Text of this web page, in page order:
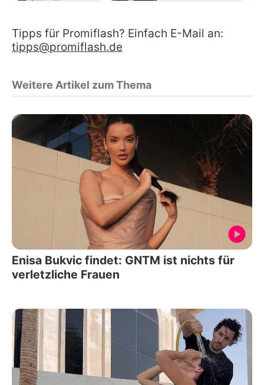
Tipps für Promiflash? Einfach E-Mail an:
tipps@promiflash.de
Weitere Artikel zum Thema
Enisa Bukvic findet: GNTM ist nichts für
verletzliche Frauen